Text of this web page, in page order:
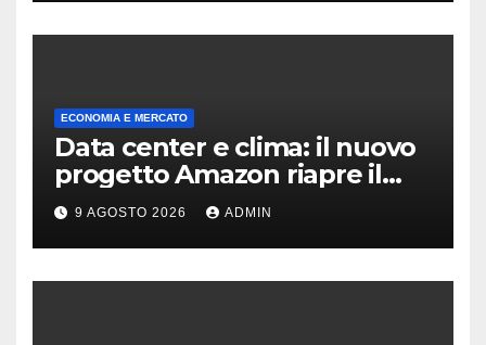
ECONOMIA E MERCATO
Data center e clima: il nuovo
progetto Amazon riapre il
dibattito sulle emissioni
9 AGOSTO 2026 ADMIN